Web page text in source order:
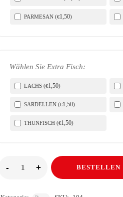
PARMESAN (€1,50)
Wählen Sie Extra Fisch:
LACHS (€1,50)
SARDELLEN (€1,50)
THUNFISCH (€1,50)
BESTELLEN